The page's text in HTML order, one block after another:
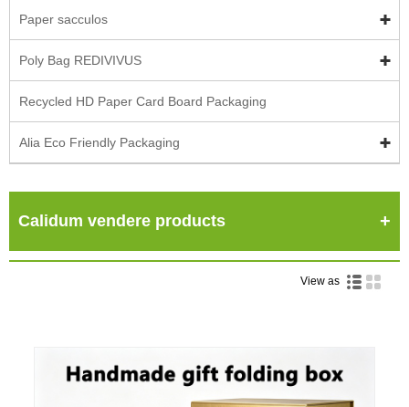
Paper sacculos
Poly Bag REDIVIVUS
Recycled HD Paper Card Board Packaging
Alia Eco Friendly Packaging
Calidum vendere products
View as